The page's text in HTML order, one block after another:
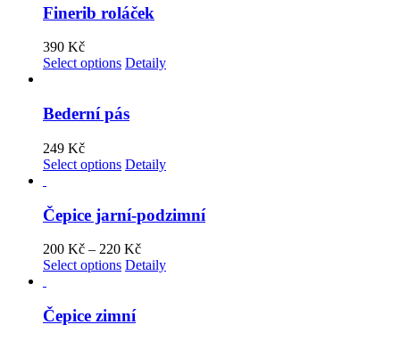
Finerib roláček
390 Kč
Select options Detaily
Bederní pás
249 Kč
Select options Detaily
Čepice jarní-podzimní
200 Kč – 220 Kč
Select options Detaily
Čepice zimní